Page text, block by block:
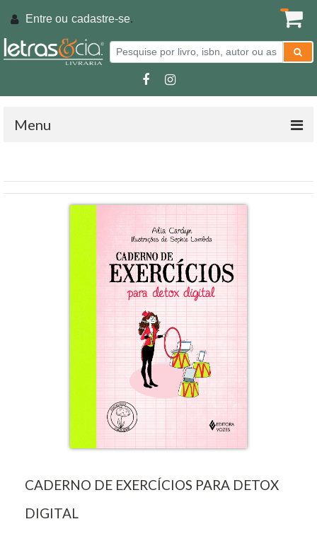
Entre ou cadastre-se.
Menu
CADERNO DE EXERCÍCIOS PARA DETOX
DIGITAL